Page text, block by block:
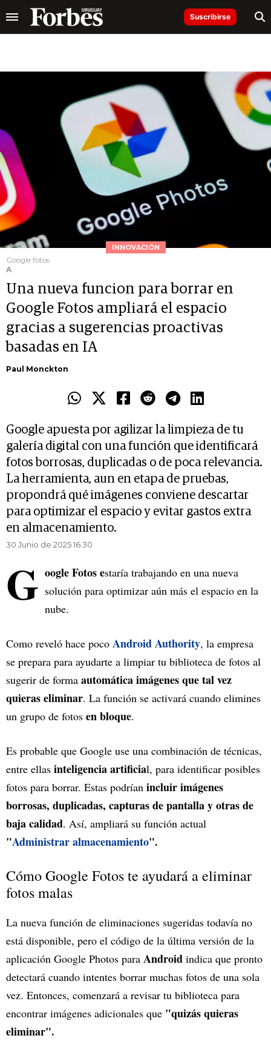
Suscribirse
INNOVACIÓN
Google fotos
A
Una nueva funcion para borrar en
Google Fotos ampliará el espacio
gracias a sugerencias proactivas
basadas en IA
Paul Monckton
Google apuesta por agilizar la limpieza de tu
galería digital con una función que identificará
fotos borrosas, duplicadas o de poca relevancia.
La herramienta, aun en etapa de pruebas,
propondrá qué imágenes conviene descartar
para optimizar el espacio y evitar gastos extra
en almacenamiento.
30 Junio de 2025 16.30
G oogle Fotos estaría trabajando en una nueva
solución para optimizar aún más el espacio en la
nube.
Como reveló hace poco Android Authority, la empresa
se prepara para ayudarte a limpiar tu biblioteca de fotos al
sugerir de forma automática imágenesque tal vez
quieras eliminar. La función se activará cuando elimines
un grupo de fotos en bloque.
Es probable que Google use una combinación de técnicas,
entre ellas inteligencia artificial, para identificar posibles
fotos para borrar. Estas podrían incluir imágenes
borrosas, duplicadas, capturas de pantalla y otras de
baja calidad. Así, ampliará su función actual
"Administrar almacenamiento".
Cómo Google Fotos te ayudará a eliminar
fotos malas
La nueva función de eliminaciones sugeridas todavía no
está disponible, pero el código de la última versión de la
aplicación Google Photos para Android indica que pronto
detectará cuando intentes borrar muchas fotos de una sola
vez. Entonces, comenzará a revisar tu biblioteca para
encontrar imágenes adicionales que "quizás quieras
eliminar".